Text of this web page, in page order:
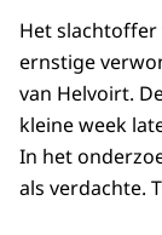
Het
ernstige
van Helvoirt.
kleine week
In het
als verdachte.